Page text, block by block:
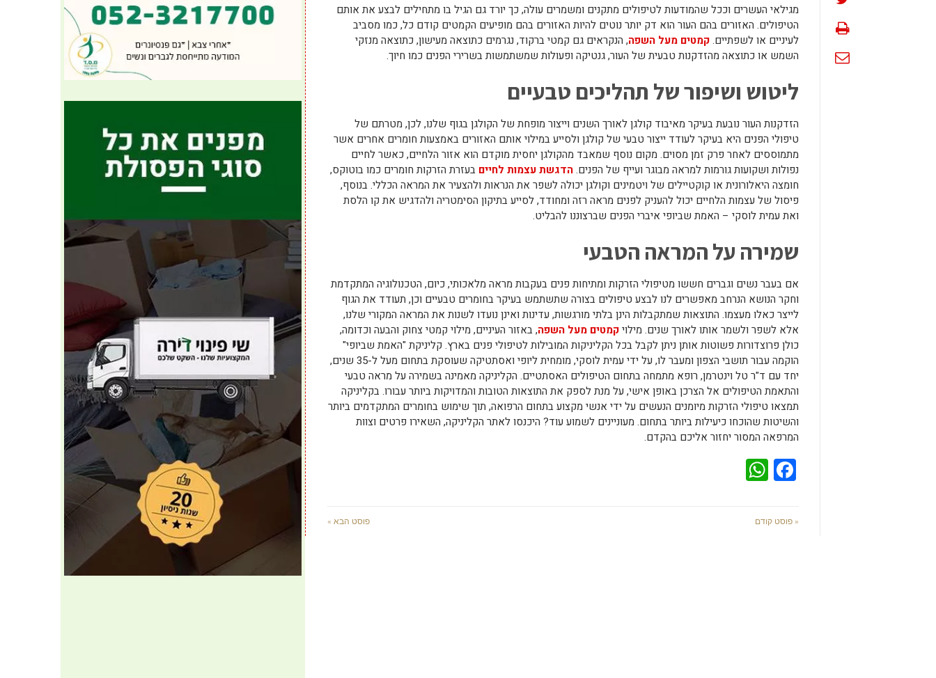
מגילאי העשרים וככל שהמודעות לטיפולים מתקנים ומשמרים עולה, כך יורד גם הגיל בו מתחילים לבצע את אותם
הטיפולים. האזורים בהם העור הוא דק יותר נוטים להיות האזורים בהם מופיעים הקמטים קודם כל, כמו מסביב
לעיניים או לשפתיים.קמטים מעל השפה, הנקראים גם קמטי ברקוד, נגרמים כתוצאה מעישון, כתוצאה מנזקי
השמש או כתוצאה מהזדקנות טבעית של העור, גנטיקה ופעולות שמשתמשות בשרירי הפנים כמו חיוך.
ליטוש ושיפור של תהליכים טבעיים
הזדקנות העור נובעת בעיקר מאיבוד קולגן לאורך השנים וייצור מופחת של הקולגן בגוף שלנו, לכן, מטרתם של
טיפולי הפנים היא בעיקר לעודד ייצור טבעי של קולגן ולסייע במילוי אותם האזורים באמצעות חומרים אחרים אשר
מתמוססים לאחר פרק זמן מסוים. מקום נוסף שמאבד מהקולגן יחסית מוקדם הוא אזור הלחיים, כאשר לחיים
נפולות ושקועות גורמות למראה מבוגר ועייף של הפנים.הדגשת עצמות לחיים בעזרת הזרקות חומרים כמו בוטוקס,
חומצה היאלורונית או קוקטיילים של ויטמינים וקולגן יכולה לשפר את הנראות ולהצעיר את המראה הכללי. בנוסף,
פיסול של עצמות הלחיים יכול להעניק לפנים מראה רזה ומחודד, לסייע בתיקון הסימטריה ולהדגיש את קו הלסת
ואת עמית לוסקי – האמת שביופי איברי הפנים שברצוננו להבליט.
שמירה על המראה הטבעי
אם בעבר נשים וגברים חששו מטיפולי הזרקות ומתיחות פנים בעקבות מראה מלאכותי, כיום, הטכנולוגיה המתקדמת
וחקר הנושא הנרחב מאפשרים לנו לבצע טיפולים בצורה שתשתמש בעיקר בחומרים טבעיים וכן, תעודד את הגוף
לייצר כאלו מעצמו. התוצאות שמתקבלות הינן בלתי מורגשות, עדינות ואינן נועדו לשנות את המראה המקורי שלנו,
אלא לשפר ולשמר אותו לאורך שנים. מילויקמטים מעל השפה, באזור העיניים, מילוי קמטי צחוק והבעה וכדומה,
כולן פרוצדורות פשוטות אותן ניתן לקבל בכל הקליניקות המובילות לטיפולי פנים בארץ. קליניקת "האמת שביופי"
הוקמה עבור תושבי הצפון ומעבר לו, על ידי עמית לוסקי, מומחית ליופי ואסתטיקה שעוסקת בתחום מעל ל-35 שנים,
יחד עם ד"ר טל וינטרמן, רופא מתמחה בתחום הטיפולים האסתטיים. הקליניקה מאמינה בשמירה על מראה טבעי
והתאמת הטיפולים אל הצרכן באופן אישי, על מנת לספק את התוצאות הטובות והמדויקות ביותר עבורו. בקליניקה
תמצאו טיפולי הזרקות מיומנים הנעשים על ידי אנשי מקצוע בתחום הרפואה, תוך שימוש בחומרים המתקדמים ביותר
והשיטות שהוכחו כיעילות ביותר בתחום. מעוניינים לשמוע עוד? היכנסו לאתר הקליניקה, השאירו פרטים וצוות
המרפאה המסור יחזור אליכם בהקדם.
Facebook
« פוסט קודם פוסט הבא »